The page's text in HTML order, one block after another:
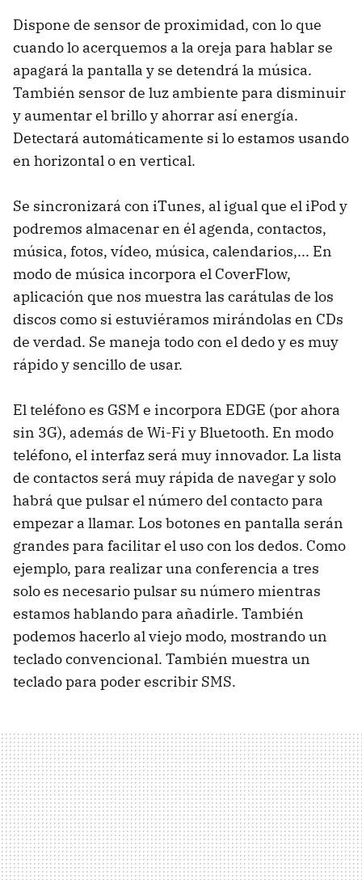
Dispone de sensor de proximidad, con lo que
cuando lo acerquemos a la oreja para hablar se
apagará la pantalla y se detendrá la música.
También sensor de luz ambiente para disminuir
y aumentar el brillo y ahorrar así energía.
Detectará automáticamente si lo estamos usando
en horizontal o en vertical.
Se sincronizará con iTunes, al igual que el iPod y
podremos almacenar en él agenda, contactos,
música, fotos, vídeo, música, calendarios,... En
modo de música incorpora el CoverFlow,
aplicación que nos muestra las carátulas de los
discos como si estuviéramos mirándolas en CDs
de verdad. Se maneja todo con el dedo y es muy
rápido y sencillo de usar.
El teléfono es GSM e incorpora EDGE (por ahora
sin 3G), además de Wi-Fi y Bluetooth. En modo
teléfono, el interfaz será muy innovador. La lista
de contactos será muy rápida de navegar y solo
habrá que pulsar el número del contacto para
empezar a llamar. Los botones en pantalla serán
grandes para facilitar el uso con los dedos. Como
ejemplo, para realizar una conferencia a tres
solo es necesario pulsar su número mientras
estamos hablando para añadirle. También
podemos hacerlo al viejo modo, mostrando un
teclado convencional. También muestra un
teclado para poder escribir SMS.